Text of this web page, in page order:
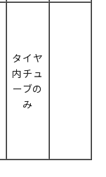
タイヤ
内チュ
ーブの
み